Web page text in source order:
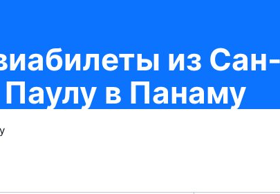
из
Паулу в Панаму